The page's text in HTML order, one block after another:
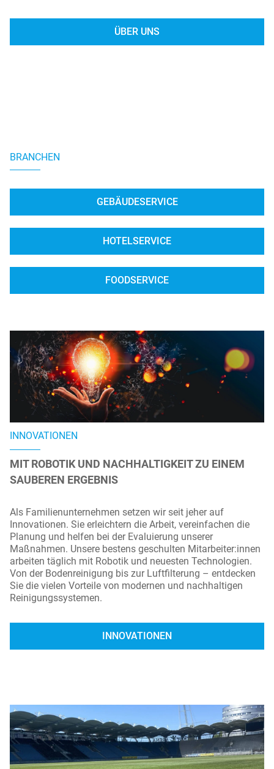
ÜBER UNS
BRANCHEN
GEBÄUDESERVICE
HOTELSERVICE
FOODSERVICE
INNOVATIONEN
MIT ROBOTIK UND NACHHALTIGKEIT ZU EINEM
SAUBEREN ERGEBNIS
Als Familienunternehmen setzen wir seit jeher auf
Innovationen. Sie erleichtern die Arbeit, vereinfachen die
Planung und helfen bei der Evaluierung unserer
Maßnahmen. Unsere bestens geschulten Mitarbeiter:innen
arbeiten täglich mit Robotik und neuesten Technologien.
Von der Bodenreinigung bis zur Luftfilterung – entdecken
Sie die vielen Vorteile von modernen und nachhaltigen
Reinigungssystemen.
INNOVATIONEN